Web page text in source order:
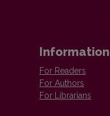
Information
For Readers
For Authors
For Librarians